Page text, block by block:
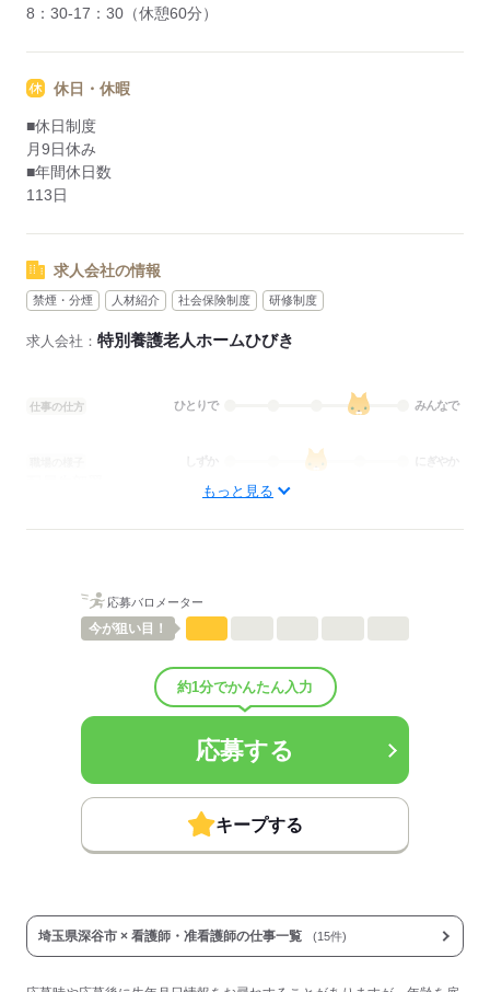
8：30-17：30（休憩60分）
休日・休暇
■休日制度
月9日休み
■年間休日数
113日
求人会社の情報
禁煙・分煙 人材紹介 社会保険制度 研修制度
求人会社： 特別養護老人ホームひびき
仕事の仕方 ひとりで みんなで
にぎやか
■退職金制度：有（勤続1年以上）
■退職金制度備考：退職金共済にも加入
調整手当 0円～30,000円
■受動喫煙防止措置：
応募する
もっと見る
応募バロメーター
今が狙い目！
約1分でかんたん入力
応募する
キープする
埼玉県深谷市 × 看護師・准看護師の仕事一覧 (15件)